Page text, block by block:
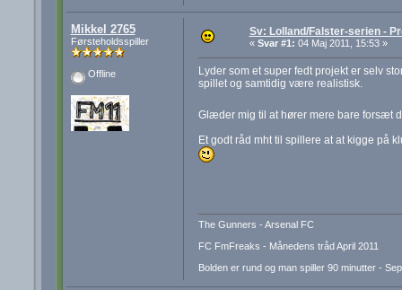
Mikkel 2765
Førsteholdsspiller
Offline
Sv: Lolland/Falster-serien -
« Svar #1: 04 Maj 2011, 15:53 »
Lyder som et super fedt projekt er selv
spillet og samtidig være realistisk.
Glæder mig til at hører mere bare forsæt
Et godt råd mht til spillere at at kigge på
The Gunners - Arsenal FC
FC FmFreaks - Månedens tråd April 2011
Bolden er rund og man spiller 90 minutter -